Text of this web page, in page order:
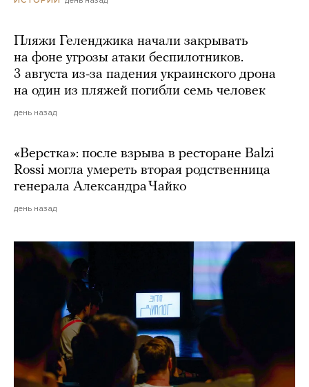
Пляжи Геленджика начали закрывать
на фоне угрозы атаки беспилотников.
3 августа из-за падения украинского дрона
на один из пляжей погибли семь человек
день назад
«Верстка»: после взрыва в ресторане Balzi
Rossi могла умереть вторая родственница
генерала Александра Чайко
день назад